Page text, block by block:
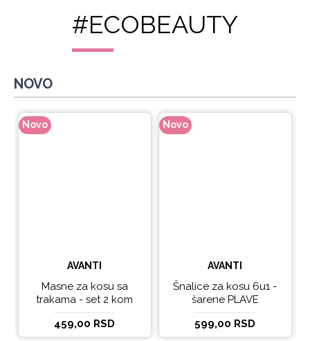
#ECOBEAUTY
NOVO
Novo
AVANTI
Masne za kosu sa
trakama - set 2 kom
459,00 RSD
Novo
AVANTI
Šnalice za kosu 6u1 -
šarene PLAVE
599,00 RSD